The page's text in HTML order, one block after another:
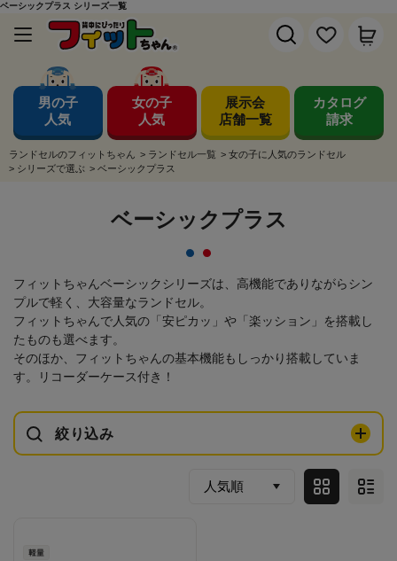
ベーシックプラス シリーズ一覧
男の子
人気
女の子
人気
展示会
店舗一覧
カタログ
請求
ランドセルのフィットちゃん > ランドセル一覧 > 女の子に人気のランドセル
> シリーズで選ぶ > ベーシックプラス
ベーシックプラス
フィットちゃんベーシックシリーズは、高機能でありながらシン
プルで軽く、大容量なランドセル。
フィットちゃんで人気の「安ピカッ」や「楽ッション」を搭載し
たものも選べます。
そのほか、フィットちゃんの基本機能もしっかり搭載していま
す。リコーダーケース付き！
絞り込み